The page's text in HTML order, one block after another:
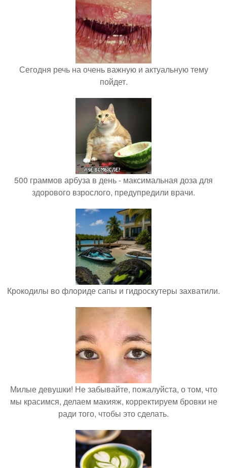
Сегодня речь на очень важную и актуальную тему
пойдет.
500 граммов арбуза в день - максимальная доза для
здорового взрослого, предупредили врачи.
Крокодилы во флориде сапы и гидроскутеры захватили.
Милые девушки! Не забывайте, пожалуйста, о том, что
мы красимся, делаем макияж, корректируем бровки не
ради того, чтобы это сделать.